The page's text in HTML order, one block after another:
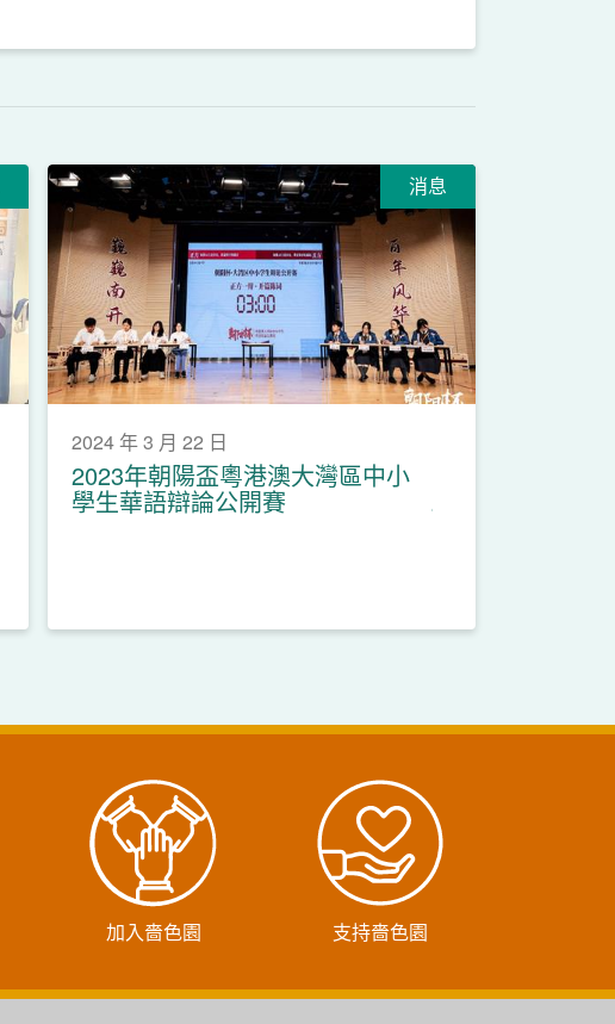
消息
2024 年 3 月 22 日
2023年朝陽盃粵港澳大灣區中小
學生華語辯論公開賽
加入嗇色園 支持嗇色園